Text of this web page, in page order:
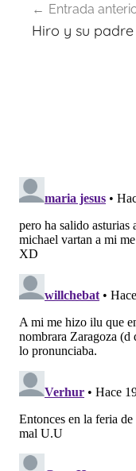
de
Entrada
Hiro y su